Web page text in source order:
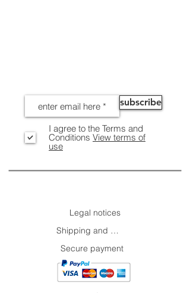
subscribe
I agree to the Terms and
Conditions View terms of
use
Legal notices
Shipping and Returns
Secure payment